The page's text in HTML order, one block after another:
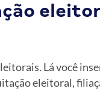
Lá você
eleitoral,